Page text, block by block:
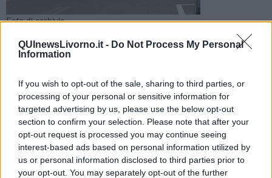
QUInewsLivorno.it - Do Not Process My Personal
Information
If you wish to opt-out of the sale, sharing to third parties, or
processing of your personal or sensitive information for
targeted advertising by us, please use the below opt-out
section to confirm your selection. Please note that after your
opt-out request is processed you may continue seeing
interest-based ads based on personal information utilized by
us or personal information disclosed to third parties prior to
your opt-out. You may separately opt-out of the further
Foto di archivio
Sul posto sono intervenute due ambulanze e l'automedica.
LIVORNO —Questa mattina verdo le 7,30 i soccorsi sono stati
attivati per uno scontro fra un'auto ed uno scooter avvenuto in via
Mastacchi.
Sul posto sono intervenute due ambulanza della Pubblica
Assistenza e l'automedica.